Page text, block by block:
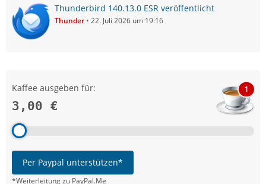
Thunderbird 140.13.0 ESR veröffentlicht
Thunder 22. Juli 2026 um 19:16
Kaffee ausgeben für:
3,00 €
1
Per Paypal unterstützen*
*Weiterleitung zu PayPal.Me